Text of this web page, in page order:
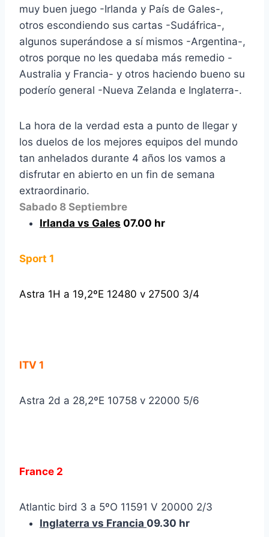
muy buen juego -Irlanda y País de Gales-,
otros escondiendo sus cartas -Sudáfrica-,
algunos superándose a sí mismos -Argentina-,
otros porque no les quedaba más remedio -
Australia y Francia- y otros haciendo bueno su
poderío general -Nueva Zelanda e Inglaterra-.
La hora de la verdad esta a punto de llegar y
los duelos de los mejores equipos del mundo
tan anhelados durante 4 años los vamos a
disfrutar en abierto en un fin de semana
extraordinario.
Sabado 8 Septiembre
Irlanda vs Gales 07.00 hr
Sport 1
Astra 1H a 19,2ºE 12480 v 27500 3/4
ITV 1
Astra 2d a 28,2ºE 10758 v 22000 5/6
France 2
Atlantic bird 3 a 5ºO 11591 V 20000 2/3
Inglaterra vs Francia 09.30 hr